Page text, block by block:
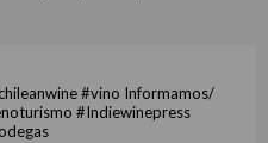
#vino Informamos/
#Indiewinepress